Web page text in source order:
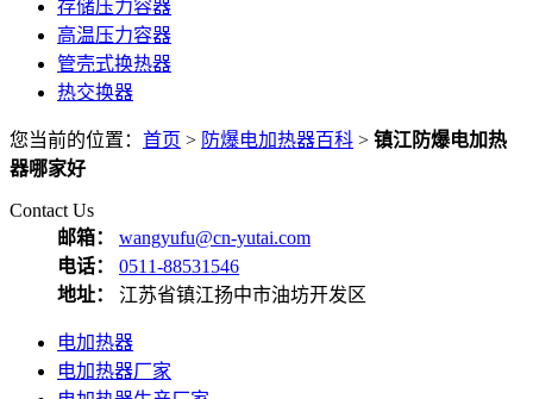
存储压力容器
高温压力容器
管壳式换热器
热交换器
您当前的位置： 首页 > 防爆电加热器百科 > 镇江防爆电加热
器哪家好
Contact Us
邮箱：
wangyufu@cn-yutai.com
电话：
0511-88531546
地址：
江苏省镇江扬中市油坊开发区
电加热器
电加热器厂家